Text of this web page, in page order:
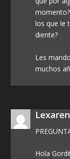
los que le
diente?
Les
muchos
Hola